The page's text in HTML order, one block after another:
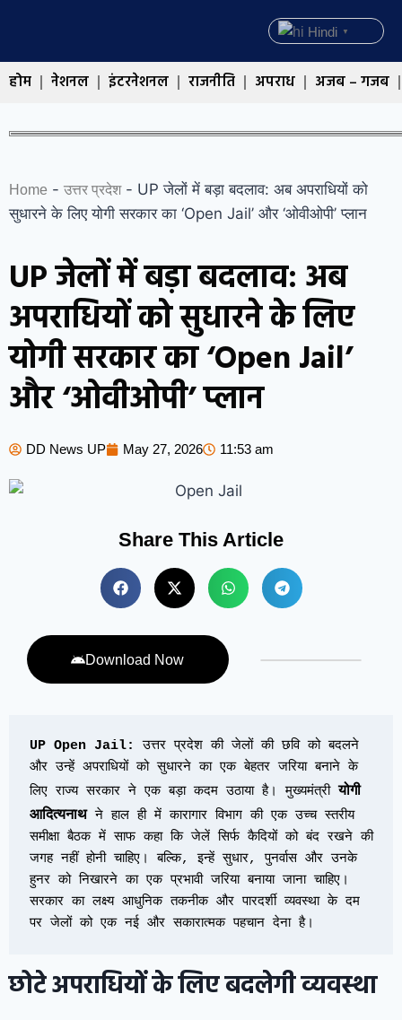
Hindi ▼
होम नेशनल इंटरनेशनल राजनीति अपराध अजब – गजब
Home - उत्तर प्रदेश- UP जेलों में बड़ा बदलाव: अब अपराधियों को
सुधारने के लिए योगी सरकार का ‘Open Jail’ और ‘ओवीओपी’ प्लान
UP जेलों में बड़ा बदलाव: अब
अपराधियों को सुधारने के लिए
योगी सरकार का ‘Open Jail’
और ‘ओवीओपी’ प्लान
DD News UP May 27, 2026 11:53 am
Share This Article
Download Now
UP Open Jail:
उत्तर प्रदेश की जेलों की छवि को बदलने
और उन्हें अपराधियों को सुधारने का एक बेहतर जरिया बनाने के
लिए राज्य सरकार ने एक बड़ा कदम उठाया है। मुख्यमंत्री योगी
आदित्यनाथ ने हाल ही में कारागार विभाग की एक उच्च स्तरीय
समीक्षा बैठक में साफ कहा कि जेलें सिर्फ कैदियों को बंद रखने की
जगह नहीं होनी चाहिए। बल्कि, इन्हें सुधार, पुनर्वास और उनके
हुनर को निखारने का एक प्रभावी जरिया बनाया जाना चाहिए।
सरकार का लक्ष्य आधुनिक तकनीक और पारदर्शी व्यवस्था के दम
पर जेलों को एक नई और सकारात्मक पहचान देना है।
छोटे अपराधियों के लिए बदलेगी व्यवस्था